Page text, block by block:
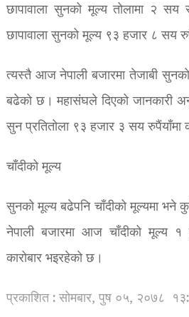
छापावाला सुनको मूल्य तोलामा २
छापावाला सुनको मूल्य ९३ हजार ८ सय
त्यस्तै आज नेपाली बजारमा तेजाबी
बढेको छ। महासंघले दिएको जानकारी
सुन प्रतितोला ९३ हजार ३ ​सय रुपैंयाँमा
चाँदीको मूल्य
सुनको मूल्य बढेपनि चाँदीको मूल्यमा भने
नेपाली बजारमा आज चाँदीको मूल्य
कारोबार भइरहेको छ।
प्रकाशित : सोमबार, पुष ०५, २०७८